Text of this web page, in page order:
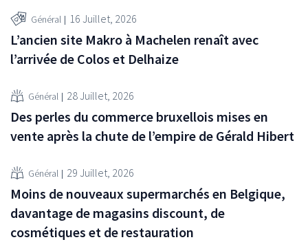
Général 16 Juillet, 2026
L’ancien site Makro à Machelen renaît avec
l’arrivée de Colos et Delhaize
Général 28 Juillet, 2026
Des perles du commerce bruxellois mises en
vente après la chute de l’empire de Gérald Hibert
Général 29 Juillet, 2026
Moins de nouveaux supermarchés en Belgique,
davantage de magasins discount, de
cosmétiques et de restauration